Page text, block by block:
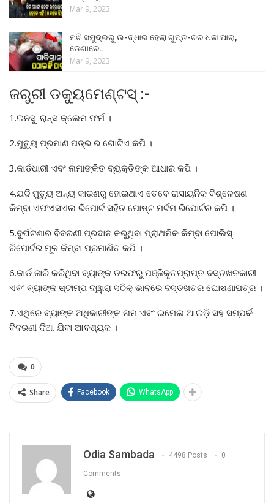
Mar 9, 2023
ମଝି ସମୁଦ୍ରରୁ ଉ-ଦ୍ଧାର ହେଲା ଗୁପ୍ତ-ଚର ଧଳା ପାରା,
ଡେଣାରେ…
Mar 9, 2023
ଜରୁରୀ ଡକ୍ୟୁମେଣ୍ଟସ୍ :-
1.ଇନସୁ-ରାନ୍ସ କ୍ଲେମ ଫର୍ମ ।
2.ମୁତ୍ୟୁ ପ୍ରମାଣ ପତ୍ର ର ଗୋଟିଏ କପି ।
3.କାର୍ଡଧାରୀ ଏବଂ ନାମାଙ୍କିତ ବ୍ୟକ୍ତିଙ୍କ ଆଧାର କପି ।
4.ଯଦି ମୁତ୍ୟୁ ଅନ୍ୟ କାରଣରୁ ହୋଇଥାଏ ତେବେ ରାସାୟନିକ ବିଶ୍ଳେଷଣ
କିମ୍ବା ଏଫଏସଏଲ ରିପୋର୍ଟ ସହିତ ପୋଷ୍ଟ ମର୍ଟମ ରିପୋର୍ଟର କପି ।
5.ଦୁର୍ଘଟଣାର ବିବରଣୀ ପ୍ରଦାନ କରୁଥିବା ପ୍ରାଥମିକ କିମ୍ବା ପୋଲିସ୍
ରିପୋର୍ଟର ମୂଳ କିମ୍ବା ପ୍ରମାଣିତ କପି ।
6.କାର୍ଡ ଜାରି କରିଥିବା ବ୍ୟାଙ୍କ ତରଫରୁ ପଞ୍ଜିକୃତପ୍ରାପ୍ତ ଦସ୍ତଖତକାରୀ
ଏବଂ ବ୍ୟାଙ୍କ ଷ୍ଟାମ୍ପ ଦ୍ୱାରା ସଠିକ୍ ଭାବରେ ଦସ୍ତଖତର ଘୋଷଣାପତ୍ର ।
7.ଏଥିରେ ବ୍ୟାଙ୍କ ଅଧିକାରୀଙ୍କ ନାମ ଏବଂ ଇମେଲ ଆଇଡ଼ି ସହ ସମ୍ପର୍କ
ବିବରଣୀ ଦିଆ ଯିବା ଆବଶ୍ୟକ ।
0
Share Facebook WhatsApp
Odia Sambada 4498 Posts 0
Comments